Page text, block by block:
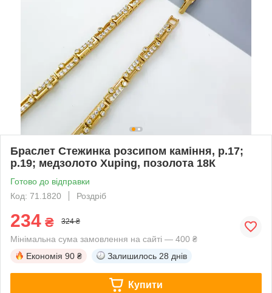
Браслет Стежинка розсипом каміння, р.17;
р.19; медзолото Xuping, позолота 18К
Готово до відправки
Код: 71.1820
Роздріб
234 ₴ 324 ₴
Мінімальна сума замовлення на сайті — 400 ₴
Економія 90 ₴ Залишилось 28 днів
Купити